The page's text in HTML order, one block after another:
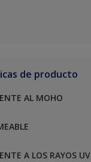
de producto
AL MOHO
A LOS RAYOS UV